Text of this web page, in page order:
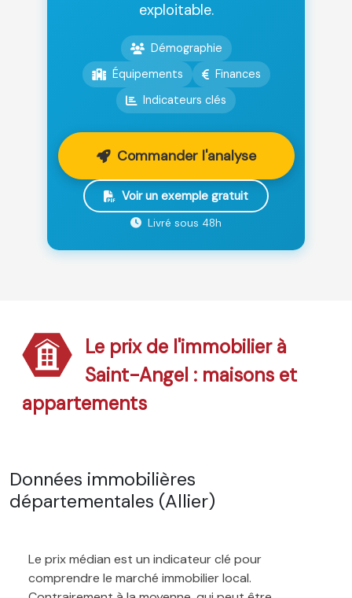
exploitable.
Démographie
Équipements
Finances
Indicateurs clés
Commander l'analyse
Voir un exemple gratuit
Livré sous 48h
Le prix de l'immobilier à
Saint-Angel : maisons et
appartements
Données immobilières
départementales (Allier)
Le prix médian est un indicateur clé pour
comprendre le marché immobilier local.